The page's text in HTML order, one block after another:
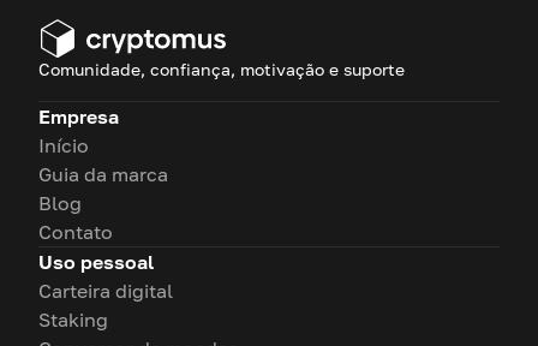
Comunidade, confiança, motivação e suporte
Empresa
Início
Guia da marca
Blog
Contato
Uso pessoal
Carteira digital
Staking